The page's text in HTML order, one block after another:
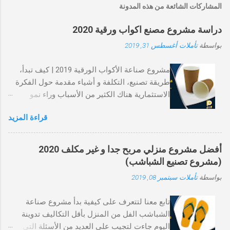
المشاركات الشائعة من هذه المدونة
دراسة مشروع مصنع اكواب ورقية 2020
بواسطةتأملات أغسطس 31, 2019
مشروع صناعة الأكواب الورقية 2019 | كيف تبدأ،
طريقة تصنيع، التكلفة و أشياء مقدمة حول الفكرة
الاستثمارية هناك الكثير من الأسباب وراء نمو
بالطبع، توافقه مع الطبيعة مقابل الأكواب
البلاستيكية. هو نوع يسهل التخلص منه و ينتهي به
المطاف في مكب النفايات كما الاكواب البلاستيكية.
و مع ذلك، تتحلل الورقة في فترة زمنية أقصر بينما
يستغرق البلاستيك مئات السنين ليتحلل تمامًا. و
السبب الآخر لتفضيله المتزايد هو أنه أكثر صحة و
الكؤوس الورقية هي منتجات مطلوبة للاستهلاك
الشامل، و بالتالي بمجرد تأسيس مشروع صناعة
قراءة المزيد
أفضل مشروع منزلي مربح جدا و غير مكلف 2020
(مشروع تصنيع الشباشب)
بواسطةتأملات سبتمبر 08, 2019
تابع معنا لتتعرف على كيفية بدأ مشروع صناعة
الشباشب الفل من المنزل بأقل التكاليف تدوينة
اليوم جاءت لتجيب على العديد من الأسئلة التي